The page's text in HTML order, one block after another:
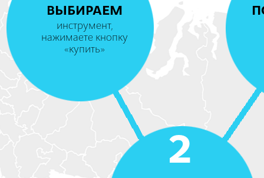
ВЫБИРАЕМ
инструмент,
нажимаете кнопку
«купить»
2